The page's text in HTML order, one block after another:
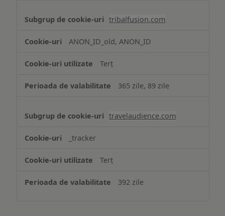
tribalfusion.com
ANON_ID_old, ANON_ID
Terț
365 zile, 89 zile
travelaudience.com
_tracker
Terț
392 zile